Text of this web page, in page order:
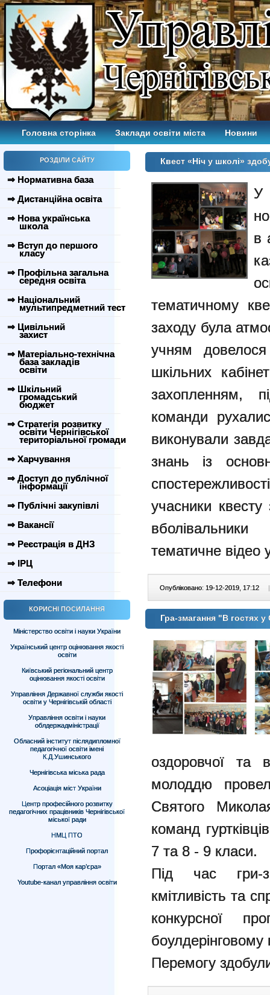
Головна сторінка Заклади освіти міста Новини
РОЗДІЛИ САЙТУ
⇒ Нормативна база
⇒ Дистанційна освіта
⇒ Нова українська
школа
⇒ Вступ до першого
класу
⇒ Профільна загальна
середня освіта
⇒ Національний
мультипредметний тест
⇒ Цивільний
захист
⇒ Матеріально-технічна
база закладів
освіти
⇒ Шкільний
громадський
бюджет
⇒ Стратегія розвитку
освіти Чернігівської
територіальної громади
⇒ Харчування
⇒ Доступ до публічної
інформації
⇒ Публічні закупівлі
⇒ Вакансії
⇒ Реєстрація в ДНЗ
⇒ ІРЦ
⇒ Телефони
КОРИСНІ ПОСИЛАННЯ
Міністерство освіти і науки України
Український центр оцінювання якості
освіти
Київський регіональний центр
оцінювання якості освіти
Управління Державної служби якості
освіти у Чернігівській області
Управління освіти і науки
облдержадміністрації
Обласний інститут післядипломної
педагогічної освіти імені
К.Д.Ушинського
Чернігівська міська рада
Асоціація міст України
Центр професійного розвитку
педагогічних працівників Чернігівської
міської ради
НМЦ ПТО
Профорієнтаційний портал
Портал «Моя кар’єра»
Youtube-канал управління освіти
Квест «Ніч у школі»
У
в
тематичному
заходу була
учням
шкільних
захопленням,
команди
виконували
знань із
учасники квесту
тематичне відео
Опубліковано: 19-12-2019, 17:12 |
Гра-змагання "В гостях
оздоровчої та
молоддю
Святого
команд
7 та 8 - 9 класи.
Під час гри-
кмітливість та
конкурсної
боулдерінговому
Перемогу